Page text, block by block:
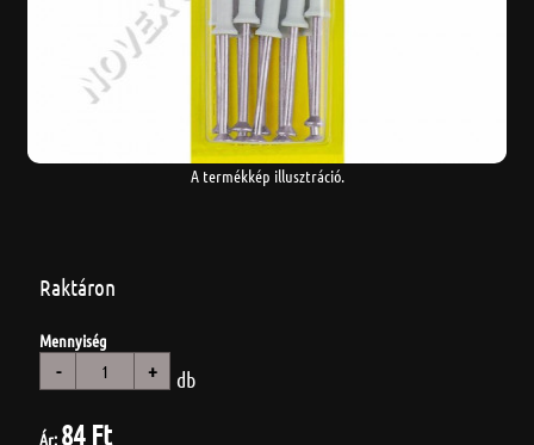
A termékkép illusztráció.
Raktáron
Mennyiség
- + db
Ár: 84 Ft